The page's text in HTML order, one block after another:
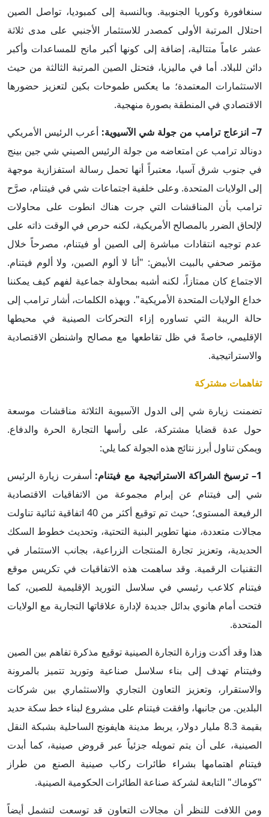
سنغافورة وكوريا الجنوبية. وبالنسبة إلى كمبوديا، تواصل الصين
احتلال المرتبة الأولى كمصدر للاستثمار الأجنبي على مدى ثلاثة
عشر عاماً متتالية، إضافة إلى كونها أكبر مانح للمساعدات وأكبر
دائن للبلاد. أما في ماليزيا، فتحتل الصين المرتبة الثالثة من حيث
الاستثمارات المعتمدة؛ ما يعكس طموحات بكين لتعزيز حضورها
الاقتصادي في المنطقة بصورة منهجية.
7– انزعاج ترامب من جولة شي الآسيوية:
أعرب الرئيس الأمريكي
دونالد ترامب عن امتعاضه من جولة الرئيس الصيني شي جين بينج
في جنوب شرق آسيا، معتبراً أنها تحمل رسالة استفزازية موجهة
إلى الولايات المتحدة. وعلى خلفية اجتماعات شي في فيتنام، صرَّح
ترامب بأن المناقشات التي جرت هناك انطوت على محاولات
لإلحاق الضرر بالمصالح الأمريكية، لكنه حرص في الوقت ذاته على
عدم توجيه انتقادات مباشرة إلى الصين أو فيتنام، مصرحاً خلال
مؤتمر صحفي بالبيت الأبيض: "أنا لا ألوم الصين، ولا ألوم فيتنام.
الاجتماع كان ممتازاً، لكنه أشبه بمحاولة جماعية لفهم كيف يمكننا
خداع الولايات المتحدة الأمريكية". وبهذه الكلمات، أشار ترامب إلى
حالة الريبة التي تساوره إزاء التحركات الصينية في محيطها
الإقليمي، خاصةً في ظل تقاطعها مع مصالح واشنطن الاقتصادية
والاستراتيجية.
تفاهمات مشتركة
تضمنت زيارة شي إلى الدول الآسيوية الثلاثة مناقشات موسعة
حول عدة قضايا مشتركة، على رأسها التجارة الحرة والدفاع.
ويمكن تناول أبرز نتائج هذه الجولة كما يلي:
1– ترسيخ الشراكة الاستراتيجية مع فيتنام:
أسفرت زيارة الرئيس
شي إلى فيتنام عن إبرام مجموعة من الاتفاقيات الاقتصادية
الرفيعة المستوى؛ حيث تم توقيع أكثر من 40 اتفاقية ثنائية تناولت
مجالات متعددة، منها تطوير البنية التحتية، وتحديث خطوط السكك
الحديدية، وتعزيز تجارة المنتجات الزراعية، بجانب الاستثمار في
التقنيات الرقمية. وقد ساهمت هذه الاتفاقيات في تكريس موقع
فيتنام كلاعب رئيسي في سلاسل التوريد الإقليمية للصين، كما
فتحت أمام هانوي بدائل جديدة لإدارة علاقاتها التجارية مع الولايات
المتحدة.
هذا وقد أكدت وزارة التجارة الصينية توقيع مذكرة تفاهم بين الصين
وفيتنام تهدف إلى بناء سلاسل صناعية وتوريد تتميز بالمرونة
والاستقرار، وتعزيز التعاون التجاري والاستثماري بين شركات
البلدين. من جانبها، وافقت فيتنام على مشروع لبناء خط سكة حديد
بقيمة 8.3 مليار دولار، يربط مدينة هايفونج الساحلية بشبكة النقل
الصينية، على أن يتم تمويله جزئياً عبر قروض صينية، كما أبدت
فيتنام اهتمامها بشراء طائرات ركاب صينية الصنع من طراز
"كوماك" التابعة لشركة صناعة الطائرات الحكومية الصينية.
ومن اللافت للنظر أن مجالات التعاون قد توسعت لتشمل أيضاً